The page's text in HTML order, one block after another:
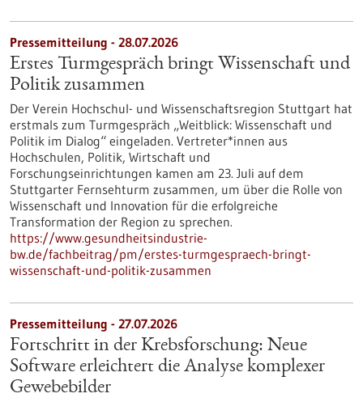
Pressemitteilung - 28.07.2026
Erstes Turmgespräch bringt Wissenschaft und
Politik zusammen
Der Verein Hochschul- und Wissenschaftsregion Stuttgart hat
erstmals zum Turmgespräch „Weitblick: Wissenschaft und
Politik im Dialog“ eingeladen. Vertreter*innen aus
Hochschulen, Politik, Wirtschaft und
Forschungseinrichtungen kamen am 23. Juli auf dem
Stuttgarter Fernsehturm zusammen, um über die Rolle von
Wissenschaft und Innovation für die erfolgreiche
Transformation der Region zu sprechen.
https://www.gesundheitsindustrie-
bw.de/fachbeitrag/pm/erstes-turmgespraech-bringt-
wissenschaft-und-politik-zusammen
Pressemitteilung - 27.07.2026
Fortschritt in der Krebsforschung: Neue
Software erleichtert die Analyse komplexer
Gewebebilder